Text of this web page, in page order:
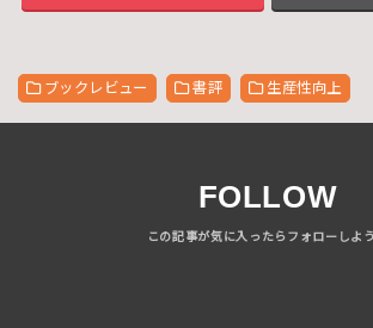
ブックレビュー 書評 生産性向上
FOLLOW